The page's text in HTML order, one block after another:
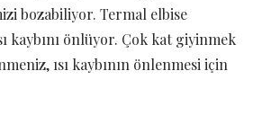
bozabiliyor. Termal elbise
kaybını önlüyor. Çok kat giyinmek
ısı kaybının önlenmesi için